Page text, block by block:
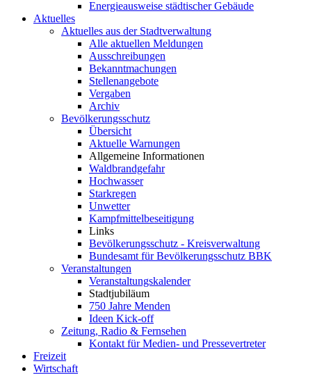
Energieausweise städtischer Gebäude
Aktuelles
Aktuelles aus der Stadtverwaltung
Alle aktuellen Meldungen
Ausschreibungen
Bekanntmachungen
Stellenangebote
Vergaben
Archiv
Bevölkerungsschutz
Übersicht
Aktuelle Warnungen
Allgemeine Informationen
Waldbrandgefahr
Hochwasser
Starkregen
Unwetter
Kampfmittelbeseitigung
Links
Bevölkerungsschutz - Kreisverwaltung
Bundesamt für Bevölkerungsschutz BBK
Veranstaltungen
Veranstaltungskalender
Stadtjubiläum
750 Jahre Menden
Ideen Kick-off
Zeitung, Radio & Fernsehen
Kontakt für Medien- und Pressevertreter
Freizeit
Wirtschaft